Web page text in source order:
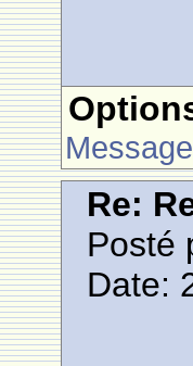
Message
Re:
Posté
Date: